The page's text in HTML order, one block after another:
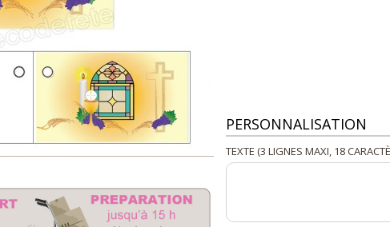
PERSONNALISATION
TEXTE (3 LIGNES MAXI, 18